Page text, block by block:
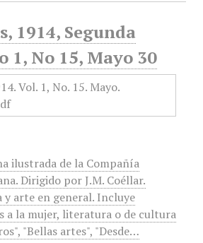
1914, Segunda
1, No 15, Mayo 30
ilustrada de la Compañía
Dirigido por J.M. Coéllar.
arte en general. Incluye
a la mujer, literatura o de cultura
"Bellas artes", "Desde…